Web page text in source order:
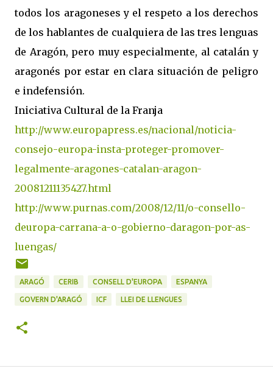
todos los aragoneses y el respeto a los derechos
de los hablantes de cualquiera de las tres lenguas
de Aragón, pero muy especialmente, al catalán y
aragonés por estar en clara situación de peligro
e indefensión.
Iniciativa Cultural de la Franja
http://www.europapress.es/nacional/noticia-
consejo-europa-insta-proteger-promover-
legalmente-aragones-catalan-aragon-
20081211135427.html
http://www.purnas.com/2008/12/11/o-consello-
deuropa-carrana-a-o-gobierno-daragon-por-as-
luengas/
ARAGÓ CERIB CONSELL D'EUROPA ESPANYA
GOVERN D'ARAGÓ ICF LLEI DE LLENGUES